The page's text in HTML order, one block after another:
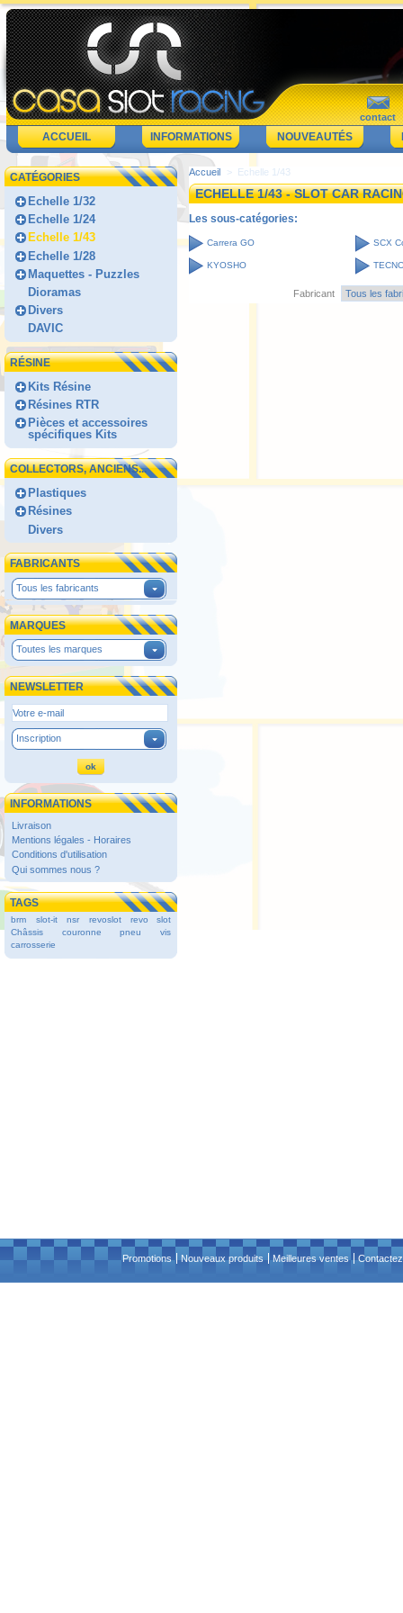
contact
ACCUEIL INFORMATIONS NOUVEAUTÉS
CATÉGORIES
Echelle 1/32
Echelle 1/24
Echelle 1/43
Echelle 1/28
Maquettes - Puzzles
Dioramas
Divers
DAVIC
RÉSINE
Kits Résine
Résines RTR
Pièces et accessoires
spécifiques Kits
COLLECTORS, ANCIENS...
Plastiques
Résines
Divers
FABRICANTS
Tous les fabricants
MARQUES
Toutes les marques
NEWSLETTER
Inscription
INFORMATIONS
Livraison
Mentions légales - Horaires
Conditions d'utilisation
Qui sommes nous ?
TAGS
brm slot-it nsr revoslot
revo slot
Châssis
couronne pneu
vis
carrosserie
Accueil > Echelle 1/43
ECHELLE 1/43 - SLOT CAR
Les sous-catégories:
Carrera GO SCX
KYOSHO
Fabricant
Promotions Nouveaux produits Meilleures ventes